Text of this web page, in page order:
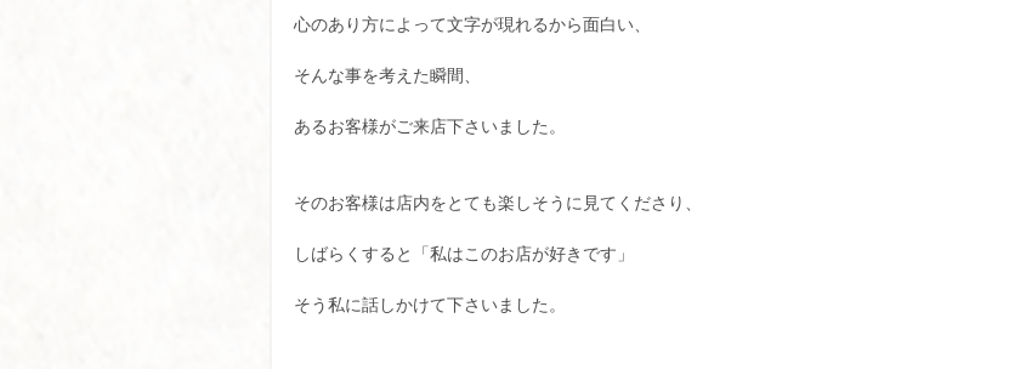
心のあり方によって文字が現れるから面白い、
そんな事を考えた瞬間、
あるお客様がご来店下さいました。
そのお客様は店内をとても楽しそうに見てくださり、
しばらくすると「私はこのお店が好きです」
そう私に話しかけて下さいました。